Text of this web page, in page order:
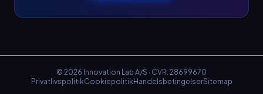
© 2026 Innovation Lab A/S · CVR: 28699670
PrivatlivspolitikCookiepolitikHandelsbetingelserSitemap